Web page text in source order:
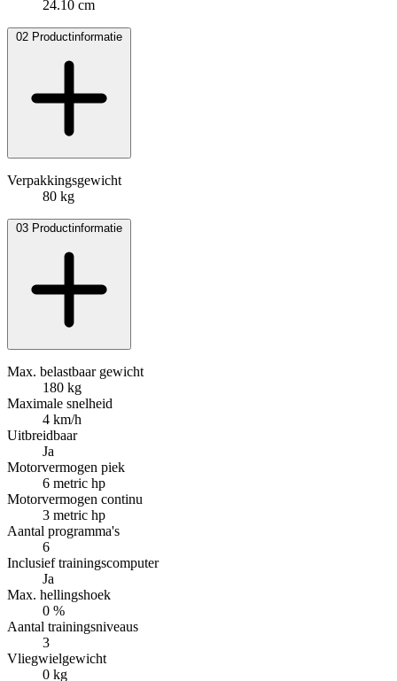
24.10 cm
02 Productinformatie
Verpakkingsgewicht
80 kg
03 Productinformatie
Max. belastbaar gewicht
180 kg
Maximale snelheid
4 km/h
Uitbreidbaar
Ja
Motorvermogen piek
6 metric hp
Motorvermogen continu
3 metric hp
Aantal programma's
6
Inclusief trainingscomputer
Ja
Max. hellingshoek
0 %
Aantal trainingsniveaus
3
Vliegwielgewicht
0 kg